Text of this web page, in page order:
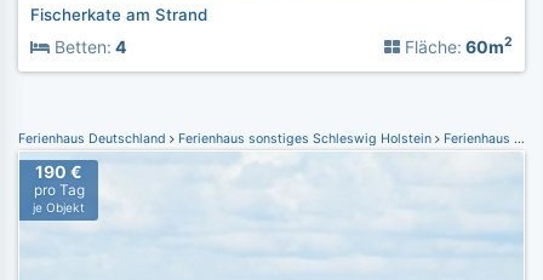
Fischerkate am Strand
Betten: 4 Fläche: 60m2
Ferienhaus Deutschland Ferienhaus sonstiges Schleswig Holstein Ferienhaus Krummesse
190 €
pro Tag
je Objekt